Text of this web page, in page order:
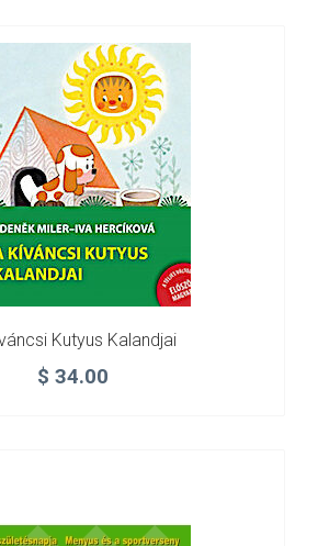
Kutyus Kalandjai
$ 34.00